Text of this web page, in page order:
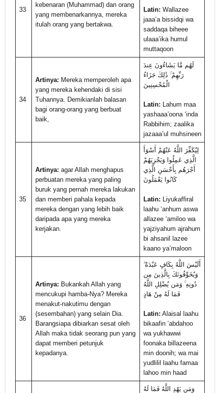
33
kebenaran (Muhammad) dan orang
yang membenarkannya, mereka
itulah orang yang bertakwa.
Latin: Wallazee
jaaa’a bissidqi wa
saddaqa biheee
ulaaa’ika humul
muttaqoon
34
Artinya: Mereka memperoleh apa
yang mereka kehendaki di sisi
Tuhannya. Demikianlah balasan
bagi orang-orang yang berbuat
baik,
لَهُم مَّا يَشَاءُونَ عِندَ
رَبِّهِمْ ۚ ذَٰلِكَ جَزَاءُ
الْمُحْسِنِينَ
Latin: Lahum maa
yashaaa’oona ‘inda
Rabbihim; zaalika
jazaaa’ul muhsineen
35
Artinya: agar Allah menghapus
perbuatan mereka yang paling
buruk yang pernah mereka lakukan
dan memberi pahala kepada
mereka dengan yang lebih baik
daripada apa yang mereka
kerjakan.
لِيُكَفِّرَ اللَّهُ عَنْهُمْ أَسْوَأَ
الَّذِي عَمِلُوا وَيَجْزِيَهُمْ
أَجْرَهُم بِأَحْسَنِ الَّذِي
كَانُوا يَعْمَلُونَ
Latin: Liyukaffiral
laahu ‘anhum aswa
allazee ‘amiloo wa
yajziyahum ajrahum
bi ahsanil lazee
kaano ya’maloon
36
Artinya: Bukankah Allah yang
mencukupi hamba-Nya? Mereka
menakut-nakutimu dengan
(sesembahan) yang selain Dia.
Barangsiapa dibiarkan sesat oleh
Allah maka tidak seorang pun yang
dapat memberi petunjuk
kepadanya.
أَلَيْسَ اللَّهُ بِكَافٍ عَبْدَهُ ۖ
وَيُخَوِّفُونَكَ بِالَّذِينَ مِن
دُونِهِ ۚ وَمَن يُضْلِلِ اللَّهُ
فَمَا لَهُ مِنْ هَادٍ
Latin: Alaisal laahu
bikaafin ‘abdahoo
wa yukhawwi
foonaka billazeena
min doonih; wa mai
yudlilil laahu famaa
lahoo min haad
وَمَن يَهْدِ اللَّهُ فَمَا لَهُ